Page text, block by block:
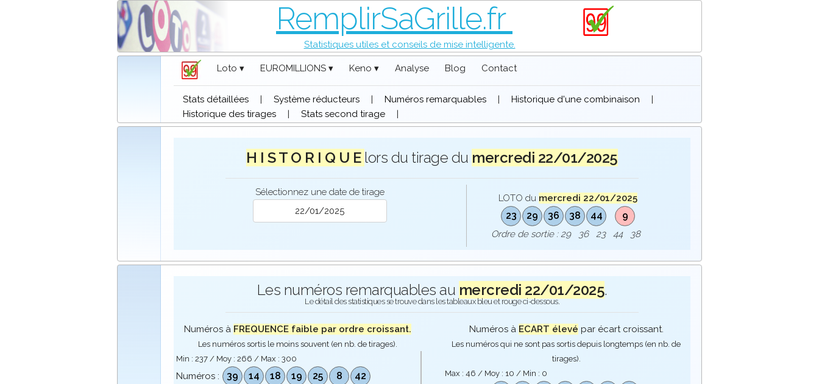
RemplirSaGrille.fr
Statistiques utiles et conseils de mise intelligente.
Loto ▾ EUROMILLIONS ▾ Keno ▾ Analyse Blog Contact
Stats détaillées | Système réducteurs | Numéros remarquables | Historique d'une combinaison
|
Historique des tirages
| Stats second tirage |
H I S T O R I Q U E lors du tirage du mercredi 22/01/2025
Sélectionnez une date de tirage
LOTO du mercredi 22/01/2025
23 29 36 38 44 9
Ordre de sortie : 29 36 23 44 38
Les numéros remarquables au mercredi 22/01/2025.
Le détail des statistiques se trouve dans les tableaux bleu et rouge ci-dessous.
Numéros à FREQUENCE faible par ordre croissant.
Les numéros sortis le moins souvent (en nb. de tirages).
Min :237 / Moy :266 / Max :300
Numéros : 39 14 18 19 25 8 42
Numéros à ECART élevé par écart croissant.
Les numéros qui ne sont pas sortis depuis longtemps (en nb. de
tirages).
Max : 46 / Moy : 10 / Min : 0